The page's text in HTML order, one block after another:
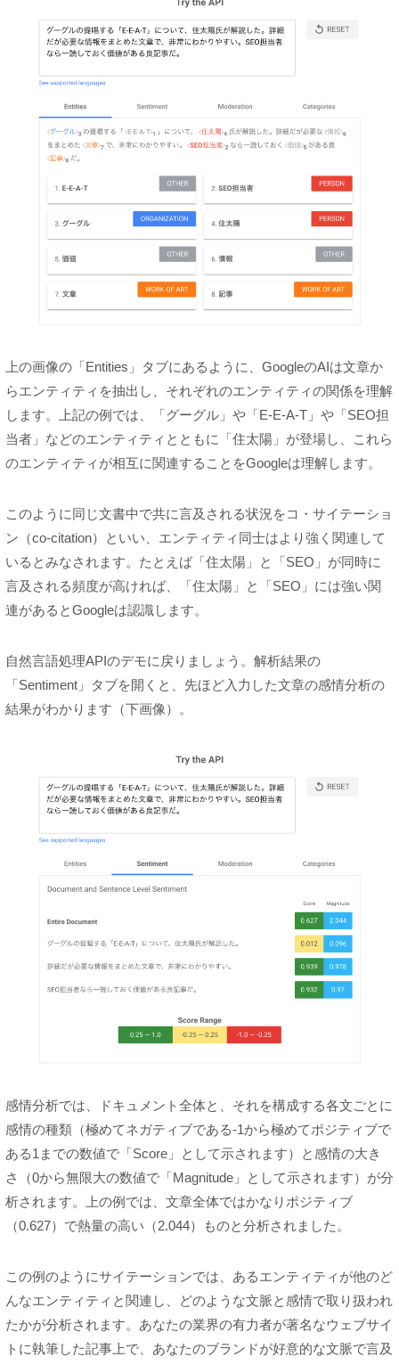
上の画像の「Entities」タブにあるように、GoogleのAIは文章か
らエンティティを抽出し、それぞれのエンティティの関係を理解
します。上記の例では、「グーグル」や「E-E-A-T」や「SEO担
当者」などのエンティティとともに「住太陽」が登場し、これら
のエンティティが相互に関連することをGoogleは理解します。
このように同じ文書中で共に言及される状況をコ・サイテーショ
ン（co-citation）といい、エンティティ同士はより強く関連して
いるとみなされます。たとえば「住太陽」と「SEO」が同時に
言及される頻度が高ければ、「住太陽」と「SEO」には強い関
連があるとGoogleは認識します。
自然言語処理APIのデモに戻りましょう。解析結果の
「Sentiment」タブを開くと、先ほど入力した文章の感情分析の
結果がわかります（下画像）。
感情分析では、ドキュメント全体と、それを構成する各文ごとに
感情の種類（極めてネガティブである-1から極めてポジティブで
ある1までの数値で「Score」として示されます）と感情の大き
さ（0から無限大の数値で「Magnitude」として示されます）が分
析されます。上の例では、文章全体ではかなりポジティブ
（0.627）で熱量の高い（2.044）ものと分析されました。
この例のようにサイテーションでは、あるエンティティが他のど
んなエンティティと関連し、どのような文脈と感情で取り扱われ
たかが分析されます。あなたの業界の有力者が著名なウェブサイ
トに執筆した記事上で、あなたのブランドが好意的な文脈で言及